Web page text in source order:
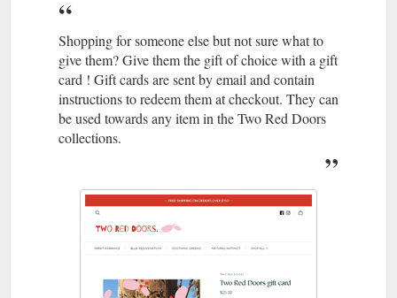
Shopping for someone else but not sure what to
give them? Give them the gift of choice with a gift
card ! Gift cards are sent by email and contain
instructions to redeem them at checkout. They can
be used towards any item in the Two Red Doors
collections.